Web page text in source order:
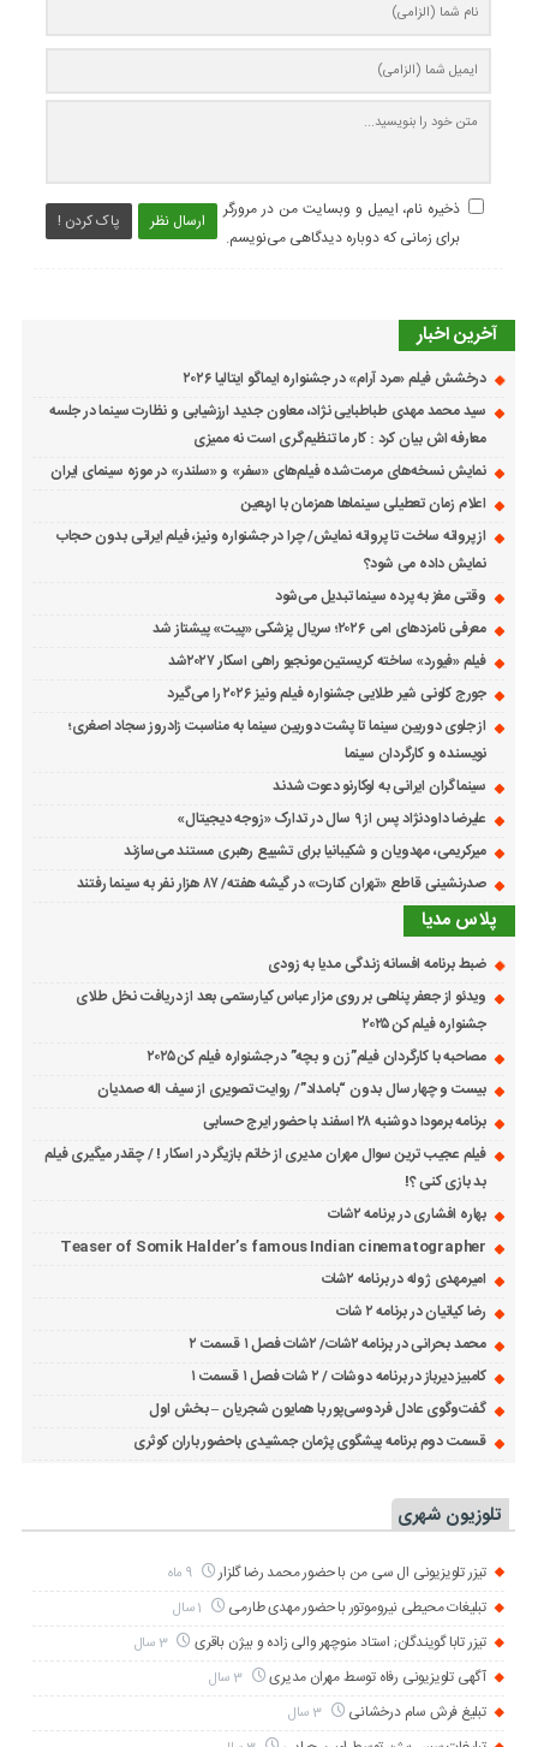
ارسال نظر پاک کردن !
ذخیره نام، ایمیل و وبسایت من در مرورگر
برای زمانی که دوباره دیدگاهی می‌نویسم.
آخرین اخبار
درخشش فیلم «مرد آرام» در جشنواره ایماگو ایتالیا ۲۰۲۶
سید محمد مهدی طباطبایی نژاد، معاون جدید ارزشیابی و نظارت سینما در جلسه
معارفه اش بیان کرد : کار ما تنظیم‌گری است نه ممیزی
نمایش نسخه‌های مرمت‌شده فیلم‌های «سفر» و «سلندر» در موزه سینمای ایران
اعلام زمان تعطیلی سینماها همزمان با اربعین
از پروانه ساخت تا پروانه نمایش/ چرا در جشنواره ونیز، فیلم ایرانی بدون حجاب
نمایش داده می شود؟
وقتی مغز به پرده سینما تبدیل می‌شود
معرفی نامزدهای امی ۲۰۲۶؛ سریال پزشکی «پیت» پیشتاز شد
فیلم «فیورد» ساخته کریستین مونجیو راهی اسکار ۲۰۲۷شد
جورج کلونی شیر طلایی جشنواره فیلم ونیز ۲۰۲۶ را می‌گیرد
از جلوی دوربین سینما تا پشت دوربین سینما به مناسبت زادروز سجاد اصغری؛
نویسنده و کارگردان سینما
سینماگران ایرانی به لوکارنو دعوت شدند
علیرضا داودنژاد پس از ۹ سال در تدارک «زوجه دیجیتال»
میرکریمی، مهدویان و شکیبانیا برای تشییع رهبری مستند می‌سازند
صدرنشینی قاطع «تهران کنارت» در گیشه هفته/ ۸۷ هزار نفر به سینما رفتند
پلاس مدیا
ضبط برنامه افسانه زندگی مدیا به زودی
ویدئو از جعفر پناهی بر روی مزار عباس کیارستمی بعد از دریافت نخل طلای
جشنواره فیلم کن ۲۰۲۵
مصاحبه با کارگردان فیلم”زن و بچه” در جشنواره فیلم کن ۲۰۲۵
بیست و چهار سال بدون “بامداد”/ روایت تصویری از سیف اله صمدیان
برنامه برمودا دوشنبه ۲۸ اسفند با حضور ایرج حسابی
فیلم عجیب ترین سوال مهران مدیری از خانم بازیگر در اسکار ! / چقدر میگیری فیلم
بد بازی کنی ؟!
بهاره افشاری در برنامه ۲شات
Teaser of Somik Halder’s famous Indian cinematographer
امیرمهدی ژوله در برنامه ۲شات
رضا کیانیان در برنامه ۲ شات
محمد بحرانی در برنامه ۲شات/ ۲شات فصل ۱ قسمت ۲
کامبیز دیرباز در برنامه دوشات / ۲ شات فصل ۱ قسمت ۱
گفت‌وگوی عادل فردوسی‌پور با همایون شجریان – بخش اول
قسمت دوم برنامه پیشگوی پژمان جمشیدی باحضور باران کوثری
تلوزیون شهری
تیزر تلویزیونی ال سی من با حضور محمد رضا گلزار 9 ماه
تبلیغات محیطی نیروموتور با حضور مهدی طارمی
تیزر تابا گویندگان; استاد منوچهر والی زاده و بیژن باقری 3 سال
آگهی تلویزیونی رفاه توسط مهران مدیری 3 سال
تبلیغ فرش سام درخشانی 3 سال